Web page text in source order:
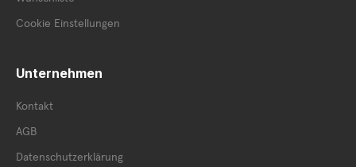
Cookie Einstellungen
Unternehmen
Kontakt
AGB
Datenschutzerklärung